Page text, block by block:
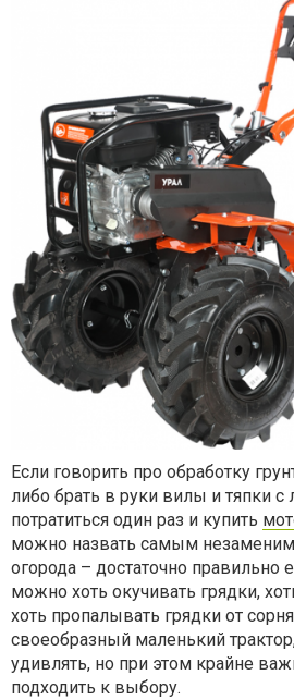
Если говорить про обработку
либо брать в руки вилы и тяпки с
потратиться один раз и купить
можно назвать самым
огорода – достаточно правильно
можно хоть окучивать грядки,
хоть пропалывать грядки от
своеобразный маленький
удивлять, но при этом крайне
подходить к выбору.